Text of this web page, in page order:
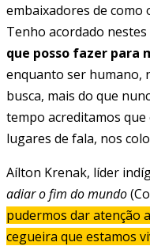
embaixadores de
Tenho acordado
que posso fazer para
enquanto ser humano,
busca, mais do que
tempo acreditamos
lugares de fala, nos
Aílton Krenak, líder
adiar o fim do mundo
pudermos dar atenção
cegueira que estamos